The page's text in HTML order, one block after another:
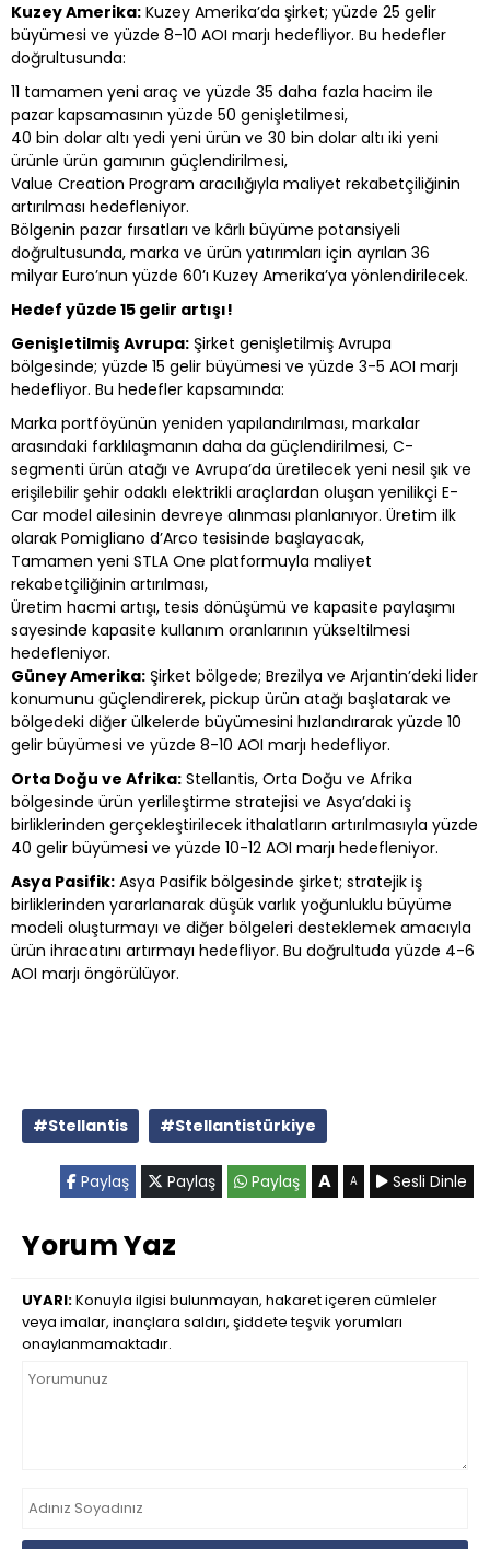
Kuzey Amerika: Kuzey Amerika’da şirket; yüzde 25 gelir
büyümesi ve yüzde 8-10 AOI marjı hedefliyor. Bu hedefler
doğrultusunda:
11 tamamen yeni araç ve yüzde 35 daha fazla hacim ile
pazar kapsamasının yüzde 50 genişletilmesi,
40 bin dolar altı yedi yeni ürün ve 30 bin dolar altı iki yeni
ürünle ürün gamının güçlendirilmesi,
Value Creation Program aracılığıyla maliyet rekabetçiliğinin
artırılması hedefleniyor.
Bölgenin pazar fırsatları ve kârlı büyüme potansiyeli
doğrultusunda, marka ve ürün yatırımları için ayrılan 36
milyar Euro’nun yüzde 60’ı Kuzey Amerika’ya yönlendirilecek.
Hedef yüzde 15 gelir artışı!
Genişletilmiş Avrupa: Şirket genişletilmiş Avrupa
bölgesinde; yüzde 15 gelir büyümesi ve yüzde 3-5 AOI marjı
hedefliyor. Bu hedefler kapsamında:
Marka portföyünün yeniden yapılandırılması, markalar
arasındaki farklılaşmanın daha da güçlendirilmesi, C-
segmenti ürün atağı ve Avrupa’da üretilecek yeni nesil şık ve
erişilebilir şehir odaklı elektrikli araçlardan oluşan yenilikçi E-
Car model ailesinin devreye alınması planlanıyor. Üretim ilk
olarak Pomigliano d’Arco tesisinde başlayacak,
Tamamen yeni STLA One platformuyla maliyet
rekabetçiliğinin artırılması,
Üretim hacmi artışı, tesis dönüşümü ve kapasite paylaşımı
sayesinde kapasite kullanım oranlarının yükseltilmesi
hedefleniyor.
Güney Amerika: Şirket bölgede; Brezilya ve Arjantin’deki lider
konumunu güçlendirerek, pickup ürün atağı başlatarak ve
bölgedeki diğer ülkelerde büyümesini hızlandırarak yüzde 10
gelir büyümesi ve yüzde 8-10 AOI marjı hedefliyor.
Orta Doğu ve Afrika: Stellantis, Orta Doğu ve Afrika
bölgesinde ürün yerlileştirme stratejisi ve Asya’daki iş
birliklerinden gerçekleştirilecek ithalatların artırılmasıyla yüzde
40 gelir büyümesi ve yüzde 10-12 AOI marjı hedefleniyor.
Asya Pasifik: Asya Pasifik bölgesinde şirket; stratejik iş
birliklerinden yararlanarak düşük varlık yoğunluklu büyüme
modeli oluşturmayı ve diğer bölgeleri desteklemek amacıyla
ürün ihracatını artırmayı hedefliyor. Bu doğrultuda yüzde 4-6
AOI marjı öngörülüyor.
#Stellantis #Stellantistürkiye
Paylaş Paylaş Paylaş A A Sesli Dinle
Yorum Yaz
UYARI:Konuyla ilgisi bulunmayan, hakaret içeren cümleler
veya imalar, inançlara saldırı, şiddete teşvik yorumları
onaylanmamaktadır.